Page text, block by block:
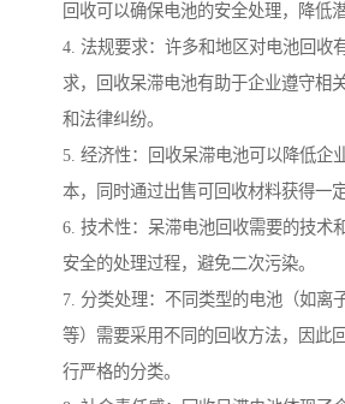
回收可以确保电池的安全处理，降低
4. 法规要求：许多和地区对电池回收
求，回收呆滞电池有助于企业遵守相
和法律纠纷。
5. 经济性：回收呆滞电池可以降低企
本，同时通过出售可回收材料获得一
6. 技术性：呆滞电池回收需要的技术
安全的处理过程，避免二次污染。
7. 分类处理：不同类型的电池（如离
等）需要采用不同的回收方法，因此
行严格的分类。